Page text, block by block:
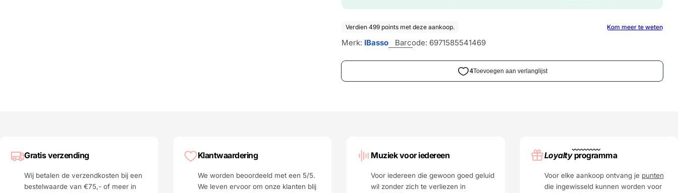
Merk: IBasso Barcode: 6971585541469
Gratis verzending
Wij betalen de verzendkosten bij een
bestelwaarde van €75,- of meer in
Klantwaardering
We worden beoordeeld met een 5/5.
We leven ervoor om onze klanten blij
Muziek voor iedereen
Voor iedereen die gewoon goed geluid
wil zonder zich te verliezen in
Loyaltyprogramma
Voor elke aankoop ontvang je punten
die ingewisseld kunnen worden voor